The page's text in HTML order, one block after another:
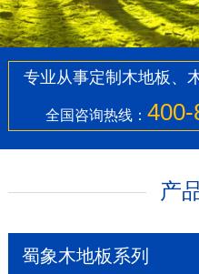
专业从事定制木地板、
全国咨询热线：
产
蜀象木地板系列